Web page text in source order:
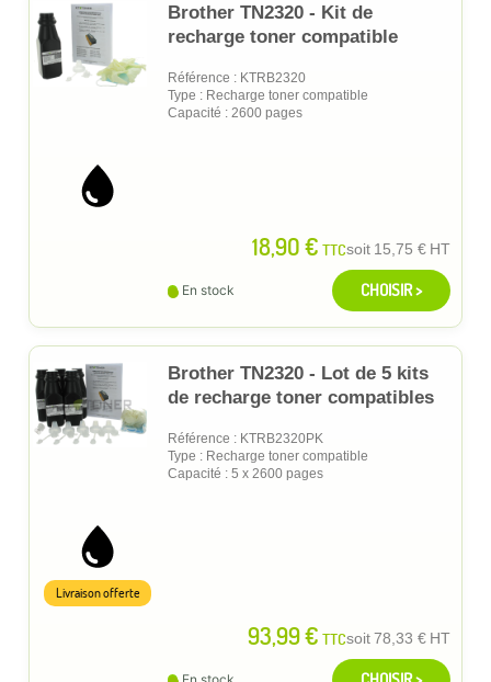
Brother TN2320 - Kit de
recharge toner compatible
Référence : KTRB2320
Type : Recharge toner compatible
Capacité : 2600 pages
18,90 € TTCsoit 15,75 € HT
En stock CHOISIR >
Brother TN2320 - Lot de 5 kits
de recharge toner compatibles
Référence : KTRB2320PK
Type : Recharge toner compatible
Capacité : 5 x 2600 pages
93,99 € TTCsoit78,33 € HT
Livraison offerte